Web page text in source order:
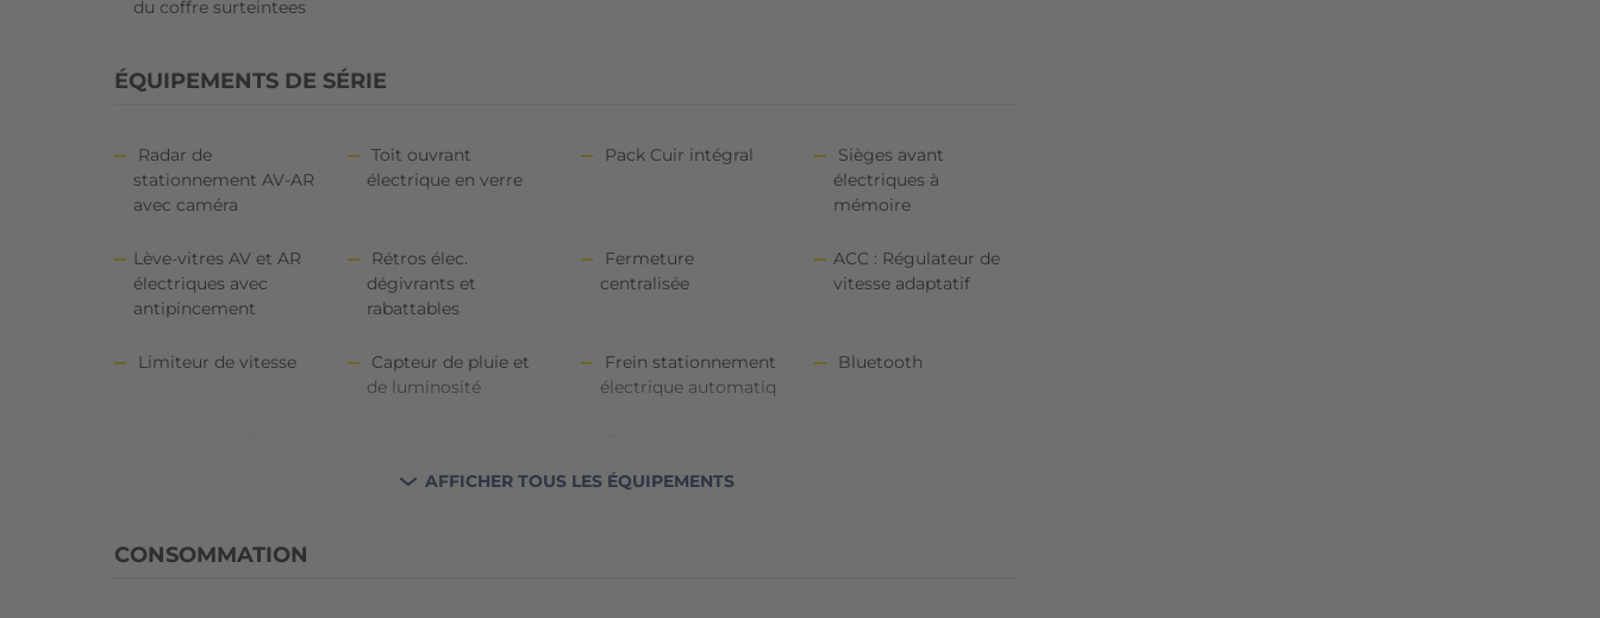
du coffre surteintees
ÉQUIPEMENTS DE SÉRIE
Radar de
stationnement AV-AR
avec caméra
Toit ouvrant
électrique en verre
Pack Cuir intégral
Sièges avant
électriques à
mémoire
Lève-vitres AV et AR
électriques avec
antipincement
Rétros élec.
dégivrants et
rabattables
Fermeture
centralisée
ACC : Régulateur de
vitesse adaptatif
Limiteur de vitesse
Capteur de pluie et
de luminosité
Frein stationnement
électrique automatiq
Bluetooth
voie
AFFICHER TOUS LES ÉQUIPEMENTS
CONSOMMATION